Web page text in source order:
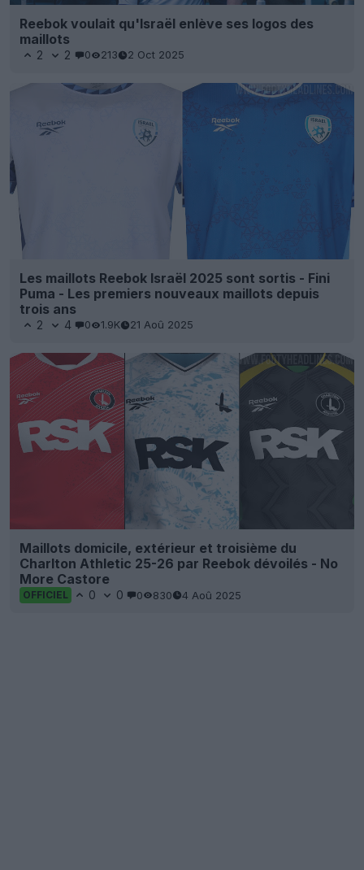
Reebok voulait qu'Israël enlève ses logos des
maillots
2 2 0 213 2 Oct 2025
Les maillots Reebok Israël 2025 sont sortis - Fini
Puma - Les premiers nouveaux maillots depuis
trois ans
2 4 0 1.9K 21 Aoû 2025
Maillots domicile, extérieur et troisième du
Charlton Athletic 25-26 par Reebok dévoilés - No
More Castore
OFFICIEL 0 0 0 830 4 Aoû 2025